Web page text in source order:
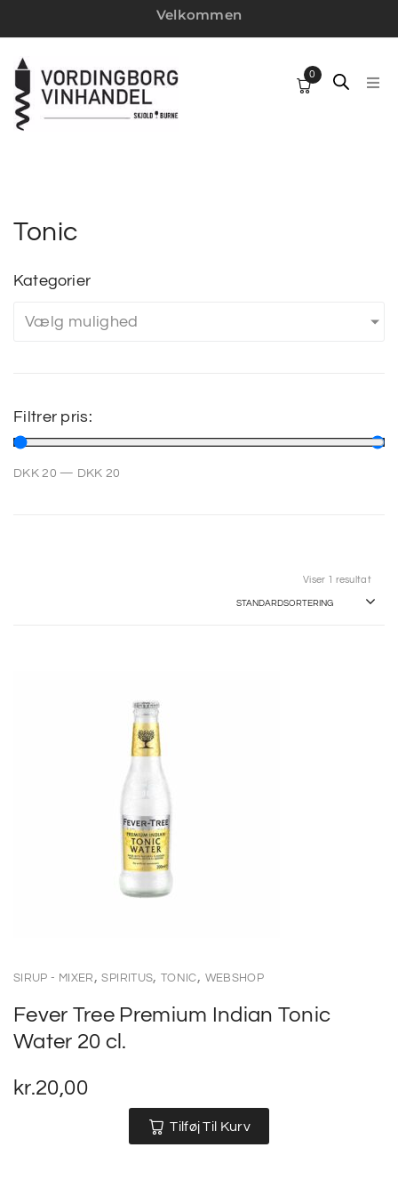
Velkommen
0
Tonic
Kategorier
Vælg mulighed
Filtrer pris:
DKK 20 — DKK 20
Viser 1 resultat
SIRUP - MIXER ,SPIRITUS,TONIC, WEBSHOP
Fever Tree Premium Indian Tonic
Water 20 cl.
kr.20,00
Tilføj Til Kurv